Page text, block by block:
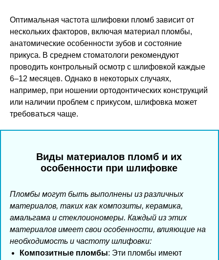
Оптимальная частота шлифовки пломб зависит от
нескольких факторов, включая материал пломбы,
анатомические особенности зубов и состояние
прикуса. В среднем стоматологи рекомендуют
проводить контрольный осмотр с шлифовкой каждые
6–12 месяцев. Однако в некоторых случаях,
например, при ношении ортодонтических конструкций
или наличии проблем с прикусом, шлифовка может
требоваться чаще.
Виды материалов пломб и их
особенности при шлифовке
Пломбы могут быть выполнены из различных
материалов, таких как композиты, керамика,
амальгама и стеклоиономеры. Каждый из этих
материалов имеет свои особенности, влияющие на
необходимость и частоту шлифовки:
Композитные пломбы: Эти пломбы имеют